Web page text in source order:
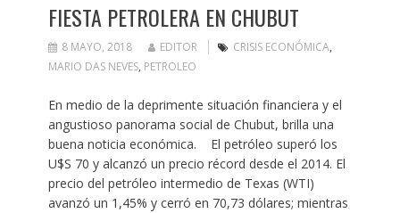
FIESTA PETROLERA EN CHUBUT
8 MAYO, 2018 EDITOR CRISIS ECONÓMICA,
MARIO DAS NEVES, PETROLEO
En medio de la deprimente situación financiera y el
angustioso panorama social de Chubut, brilla una
buena noticia económica. El petróleo superó los
U$S 70 y alcanzó un precio récord desde el 2014. El
precio del petróleo intermedio de Texas (WTI)
avanzó un 1,45% y cerró en 70,73 dólares; mientras